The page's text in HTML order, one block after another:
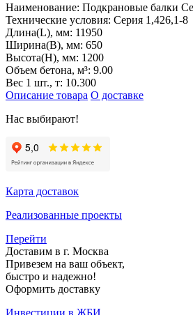
Наименование: Подкрановые балки
Технические условия: Серия 1,426,1-8
Длина(L), мм: 11950
Ширина(B), мм: 650
Высота(H), мм: 1200
Объем бетона, м³: 9.00
Вес 1 шт., т: 10.300
Описание товара О доставке
Нас выбирают!
Карта доставок
Реализованные проекты
Перейти
Доставим в г. Москва
Привезем на ваш объект,
быстро и надежно!
Оформить доставку
Инвестиции в ЖБИ